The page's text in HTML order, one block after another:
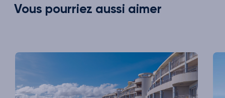
Vous pourriez aussi aimer